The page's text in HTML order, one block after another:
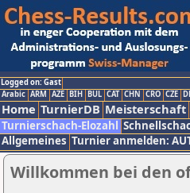
Logged on: Gast
Arabic ARM AZE BIH BUL CAT CHN CRO CZE
Home TurnierDB Meisterschaft
Turnierschach-Elozahl
Allgemeines Turnier anmelden:
Willkommen bei den